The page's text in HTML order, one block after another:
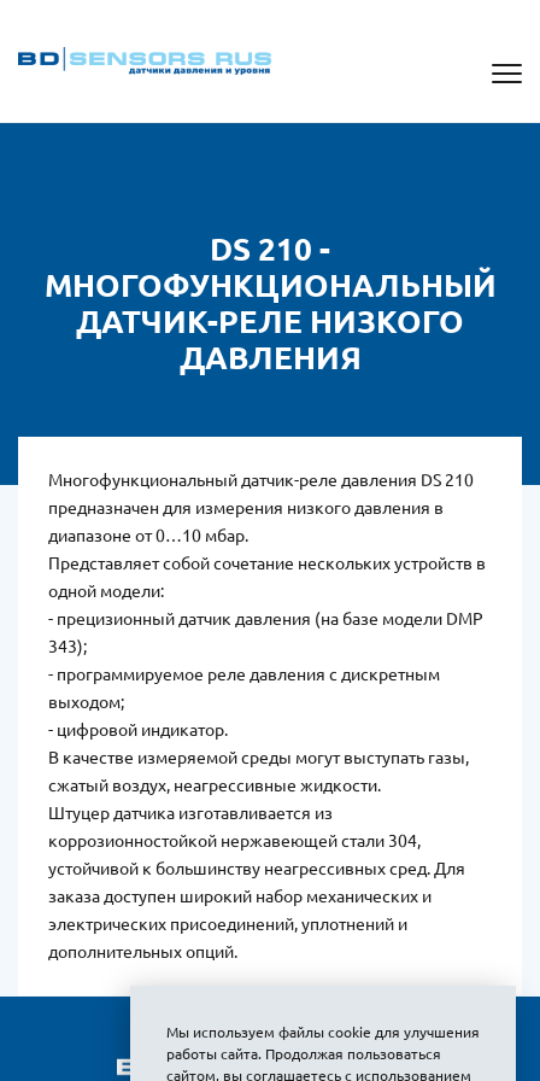
DS 210 -
МНОГОФУНКЦИОНАЛЬНЫЙ
ДАТЧИК-РЕЛЕ НИЗКОГО
ДАВЛЕНИЯ
Многофункциональный датчик-реле давления DS 210
предназначен для измерения низкого давления в
диапазоне от 0…10 мбар.
Представляет собой сочетание нескольких устройств в
одной модели:
- прецизионный датчик давления (на базе модели DMP
343);
- программируемое реле давления с дискретным
выходом;
- цифровой индикатор.
В качестве измеряемой среды могут выступать газы,
сжатый воздух, неагрессивные жидкости.
Штуцер датчика изготавливается из
коррозионностойкой нержавеющей стали 304,
устойчивой к большинству неагрессивных сред. Для
заказа доступен широкий набор механических и
электрических присоединений, уплотнений и
дополнительных опций.
Мы используем файлы cookie для улучшения
работы сайта. Продолжая пользоваться
сайтом, вы соглашаетесь с использованием